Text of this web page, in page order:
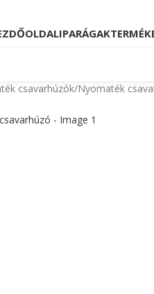
IPARÁGAK
csavarhúzók Nyomaték